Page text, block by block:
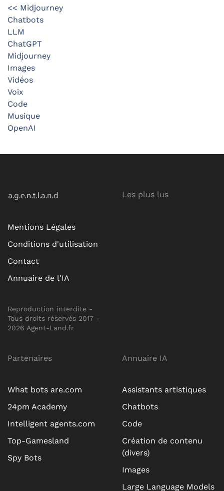
<< Midjourney
Chatbots
LLM
ChatGPT
Midjourney
Images
Vidéos
Voix
Code
Musique
OpenAI
Mentions Légales
Conditions d'utilisation
Contact
Annuaire de l'IA
Reproduction interdite -
Tous droits réservés 2017 -
2026 Agent-Land.fr
Les plus lus
Partenaires
What bots are.com
24pm Academy
Intelligent agents.com
Top-Gamesland
Spy Bots
Annuaire IA
Assistants artistiques
Chatbots
Code
Création de contenu
(divers)
Images
Large Language Models